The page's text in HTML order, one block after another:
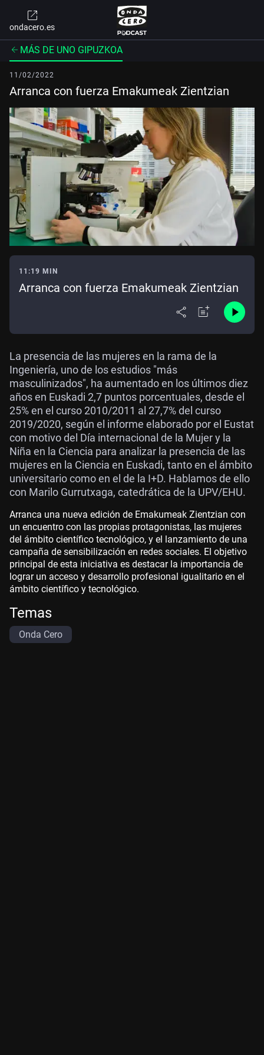
ondacero.es
MÁS DE UNO GIPUZKOA
11/02/2022
Arranca con fuerza Emakumeak Zientzian
11:19 MIN
Arranca con fuerza Emakumeak Zientzian
La presencia de las mujeres en la rama de la
Ingeniería, uno de los estudios "más
masculinizados", ha aumentado en los últimos diez
años en Euskadi 2,7 puntos porcentuales, desde el
25% en el curso 2010/2011 al 27,7% del curso
2019/2020, según el informe elaborado por el Eustat
con motivo del Día internacional de la Mujer y la
Niña en la Ciencia para analizar la presencia de las
mujeres en la Ciencia en Euskadi, tanto en el ámbito
universitario como en el de la I+D. Hablamos de ello
con Marilo Gurrutxaga, catedrática de la UPV/EHU.
Arranca una nueva edición de Emakumeak Zientzian con
un encuentro con las propias protagonistas, las mujeres
del ámbito científico tecnológico, y el lanzamiento de una
campaña de sensibilización en redes sociales. El objetivo
principal de esta iniciativa es destacar la importancia de
lograr un acceso y desarrollo profesional igualitario en el
ámbito científico y tecnológico.
Temas
Onda Cero